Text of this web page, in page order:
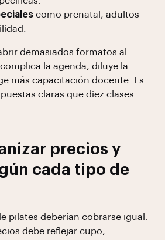
como prenatal, adultos
demasiados formatos al
la agenda, diluye la
más capacitación docente. Es
claras que diez clases
precios y
cada tipo de
pilates deberían cobrarse igual.
debe reflejar cupo,